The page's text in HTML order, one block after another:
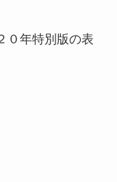
０年特別版の表